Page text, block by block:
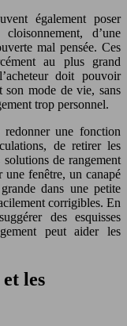
également poser
d’une
mal pensée. Ces
au plus grand
doit pouvoir
son mode de vie, sans
trop personnel.
une fonction
de retirer les
de rangement
fenêtre, un canapé
dans une petite
corrigibles. En
des esquisses
peut aider les
les